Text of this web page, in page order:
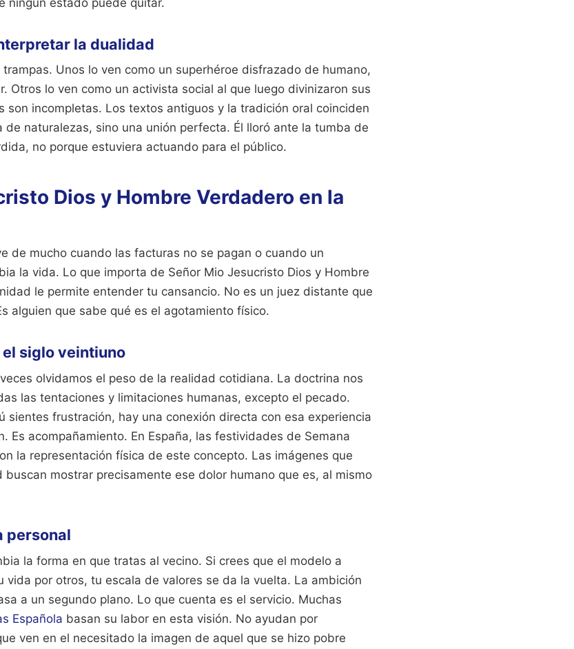
ningún estado puede quitar.
la dualidad
Unos lo ven como un superhéroe disfrazado de humano,
Otros lo ven como un activista social al que luego divinizaron sus
son incompletas. Los textos antiguos y la tradición oral coinciden
de naturalezas, sino una unión perfecta. Él lloró ante la tumba de
no porque estuviera actuando para el público.
Dios y Hombre Verdadero en la
de mucho cuando las facturas no se pagan o cuando un
la vida. Lo que importa de Señor Mio Jesucristo Dios y Hombre
le permite entender tu cansancio. No es un juez distante que
alguien que sabe qué es el agotamiento físico.
siglo veintiuno
olvidamos el peso de la realidad cotidiana. La doctrina nos
las tentaciones y limitaciones humanas, excepto el pecado.
sientes frustración, hay una conexión directa con esa experiencia
Es acompañamiento. En España, las festividades de Semana
la representación física de este concepto. Las imágenes que
buscan mostrar precisamente ese dolor humano que es, al mismo
personal
la forma en que tratas al vecino. Si crees que el modelo a
vida por otros, tu escala de valores se da la vuelta. La ambición
a un segundo plano. Lo que cuenta es el servicio. Muchas
Española basan su labor en esta visión. No ayudan por
ven en el necesitado la imagen de aquel que se hizo pobre